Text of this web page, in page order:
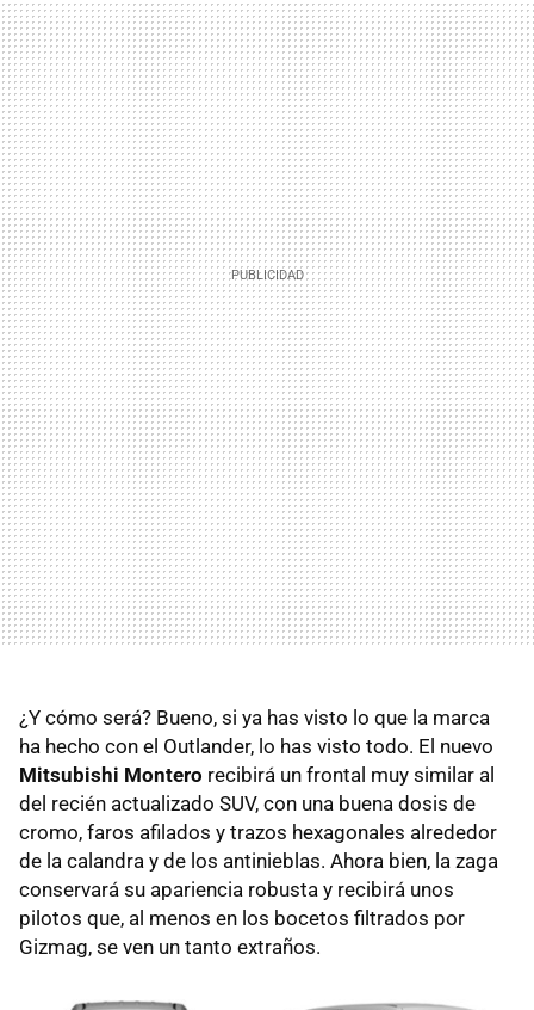
¿Y cómo será? Bueno, si ya has visto lo que la marca
ha hecho con el Outlander, lo has visto todo. El nuevo
Mitsubishi Montero recibirá un frontal muy similar al
del recién actualizado SUV, con una buena dosis de
cromo, faros afilados y trazos hexagonales alrededor
de la calandra y de los antinieblas. Ahora bien, la zaga
conservará su apariencia robusta y recibirá unos
pilotos que, al menos en los bocetos filtrados por
Gizmag, se ven un tanto extraños.